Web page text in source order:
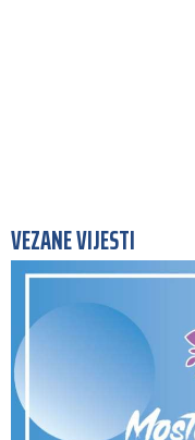
VEZANE VIJESTI